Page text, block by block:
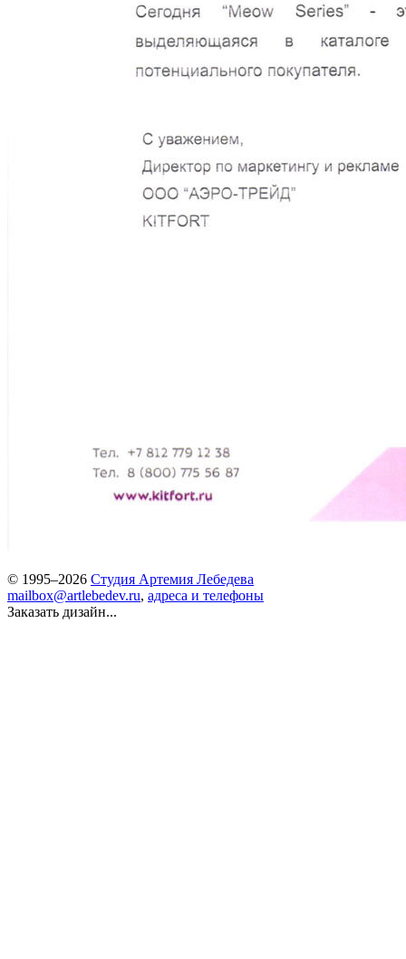
© 1995–2026 Студия Артемия Лебедева
mailbox@artlebedev.ru, адреса и телефоны
Заказать дизайн...